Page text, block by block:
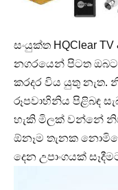
සංයුක්ත HQClear
නගරයෙන් පිටත ඔබට
කරදර විය යුතු නැත.
රූපවාහිනිය පිළිබඳ
හැකි මිලක් වන්නේ
ඕනෑම තැනක
දෙන උපාංගයක්